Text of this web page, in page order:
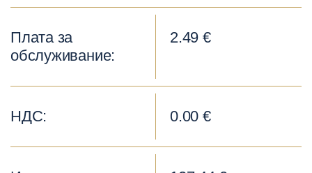
Плата за
обслуживание:
2.49 €
НДС: 0.00 €